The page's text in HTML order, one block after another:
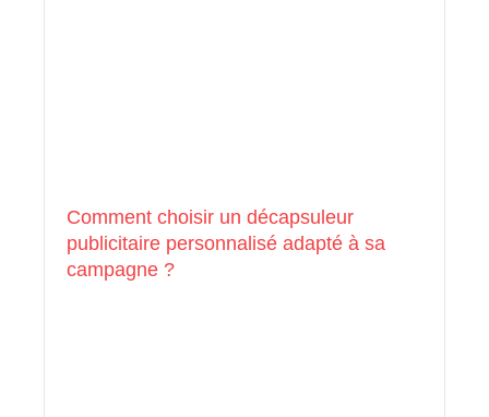
Comment choisir un décapsuleur
publicitaire personnalisé adapté à sa
campagne ?